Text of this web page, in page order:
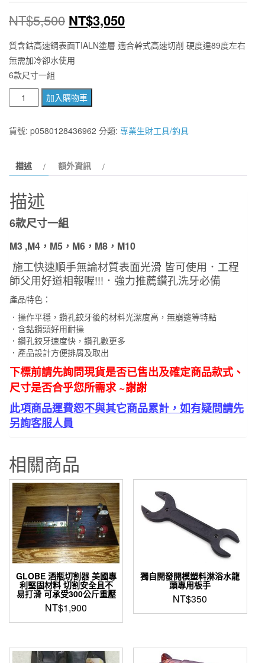
NT$5,500 原
始
價
格：
NT$5,500。
NT$3,050目
前
質含鈷高速鋼表面TIALN塗層 適合幹式高速切削 硬度達89度左右
無需加冷卻水使用
6款尺寸一組
業
職
用
硬
銹
鋼
用
絲
攻
鑽
頭
復
合
絲
攻
量
加入購物車
貨號: p0580128436962 分類: 專業生財工具/釣具
描述 額外資訊
描述
6款尺寸一組
M3 ,M4，M5，M6，M8，M10
施工快速順手無論材質表面光滑 皆可使用 ．工程
師父用好道相報喔!!! ．強力推薦鑽孔洗牙必備
產品特色：
．操作平穩，鑽孔鉸牙後的材料光潔度高，無崩邊等特點
．含鈷鑽頭好用耐操
．鑽孔鉸牙速度快，鑽孔數更多
．產品設計方便排屑及取出
下標前請先詢問現貨是否已售出及確定商品款式、
尺寸是否合乎您所需求 ~謝謝
此項商品運費恕不與其它商品累計，如有疑問請先
另詢客服人員
相關商品
GLOBE 酒瓶切割器 美國專
利堅固材料 切割安全且不
易打滑 可承受300公斤重壓
NT$1,900
獨自開發開模塑料淋浴水龍
頭專用板手
NT$350